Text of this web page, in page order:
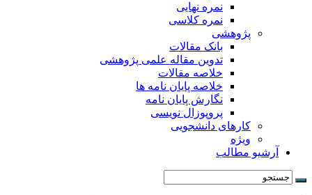
نمره نهایی
نمره کلاسی
پژوهشی
بانک مقالات
تدوین مقاله علمی پژوهشی
خلاصه مقالات
خلاصه پایان نامه ها
نگارش پایان نامه
پروپوزال نویسی
کارهای دانشجویی
ویژه
آرشیو مطالب